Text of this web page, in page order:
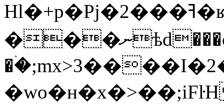
Hl�+p�Pj�2���ߔ�ʁ:�h�U"#�~�W��9 qY���2 o�ŏ���{'�Y�󓣍HMԥ�_ԛ���q��h7�+��Ʋyq���Ғ��:����'�������
���ނѣd���o����9}P~��M:5�Y��:CØ2��
�ۛ�;mx>3��